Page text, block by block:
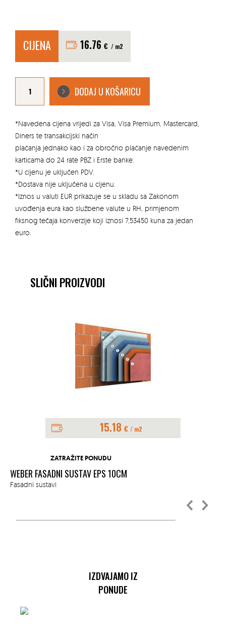
CIJENA 16.76 € / m2
JUBIZOL
FASADNI
SUSTAV
DODAJ U KOŠARICU
*Navedena cijena vrijedi za Visa, Visa Premium, Mastercard,
Diners te transakcijski način
plaćanja jednako kao i za obročno plaćanje navedenim
karticama do 24 rate PBZ i Erste banke.
*U cijenu je uključen PDV.
*Dostava nije uključena u cijenu.
*Iznos u valuti EUR prikazuje se u skladu sa Zakonom
uvođenja eura kao službene valute u RH, primjenom
fiksnog tečaja konverzije koji iznosi 7,53450 kuna za jedan
euro.
SLIČNI PROIZVODI
15.18 € / m2
ZATRAŽITE PONUDU
WEBER FASADNI SUSTAV EPS 10CM
Fasadni sustavi
IZDVAJAMO IZ
PONUDE